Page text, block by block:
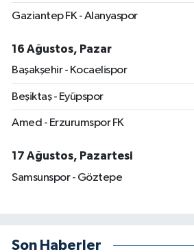
Gaziantep FK - Alanyaspor
16 Ağustos, Pazar
Başakşehir - Kocaelispor
Beşiktaş - Eyüpspor
Amed - Erzurumspor FK
17 Ağustos, Pazartesi
Samsunspor - Göztepe
Son Haberler